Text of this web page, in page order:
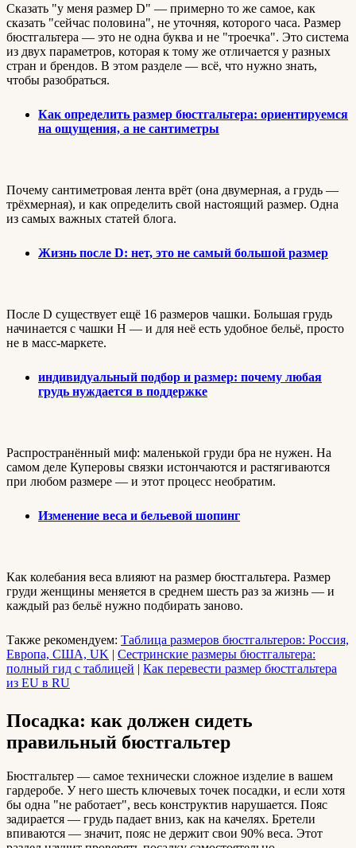
Сказать "у меня размер D" — примерно то же самое, как
сказать "сейчас половина", не уточняя, которого часа. Размер
бюстгальтера — это не одна буква и не "троечка". Это система
из двух параметров, которая к тому же отличается у разных
стран и брендов. В этом разделе — всё, что нужно знать,
чтобы разобраться.
Как определить размер бюстгальтера: ориентируемся
на ощущения, а не сантиметры
Почему сантиметровая лента врёт (она двумерная, а грудь —
трёхмерная), и как определить свой настоящий размер. Одна
из самых важных статей блога.
Жизнь после D: нет, это не самый большой размер
После D существует ещё 16 размеров чашки. Большая грудь
начинается с чашки H — и для неё есть удобное бельё, просто
не в масс-маркете.
индивидуальный подбор и размер: почему любая
грудь нуждается в поддержке
Распространённый миф: маленькой груди бра не нужен. На
самом деле Куперовы связки истончаются и растягиваются
при любом размере — и этот процесс необратим.
Изменение веса и бельевой шопинг
Как колебания веса влияют на размер бюстгальтера. Размер
груди женщины меняется в среднем шесть раз за жизнь — и
каждый раз бельё нужно подбирать заново.
Также рекомендуем: Таблица размеров бюстгальтеров: Россия,
Европа, США, UK | Сестринские размеры бюстгальтера:
полный гид с таблицей | Как перевести размер бюстгальтера
из EU в RU
Посадка: как должен сидеть
правильный бюстгальтер
Бюстгальтер — самое технически сложное изделие в вашем
гардеробе. У него шесть ключевых точек посадки, и если хотя
бы одна "не работает", весь конструктив нарушается. Пояс
задирается — грудь падает вниз, как на качелях. Бретели
впиваются — значит, пояс не держит свои 90% веса. Этот